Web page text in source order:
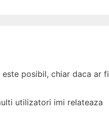
posibil, chiar daca ar fi
utilizatori imi relateaza